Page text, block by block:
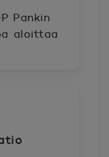
Pankin
aloittaa